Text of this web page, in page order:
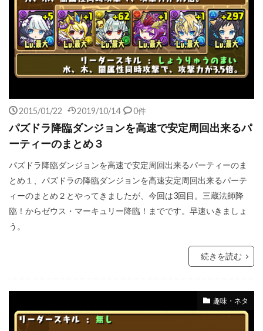
2015/01/22 2019/10/14 0件
パズドラ降臨ダンジョンを高速で安定周回出来るパ
ーティーのまとめ３
パズドラ降臨ダンジョンを高速で安定周回出来るパーティーのま
とめ１、パズドラの降臨ダンジョンを高速安定周回出来るパーテ
ィーのまとめ２とやってきましたが、今回は3回目。三蔵法師降
臨！からゼウス・マーキュリー降臨！までです。早速いきましょ
う。
続きを読む
趣味・ネタ